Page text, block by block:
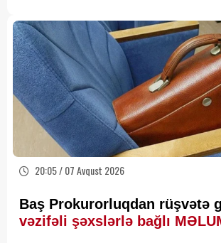
20:05 / 07 Avqust 2026
Baş Prokurorluqdan rüşvətə
vəzifəli şəxslərlə bağlı